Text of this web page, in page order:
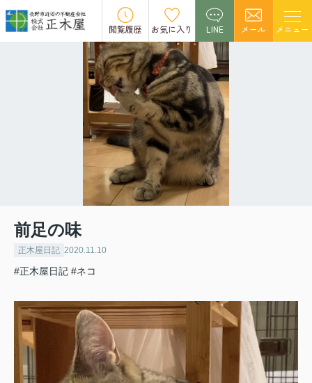
閲覧履歴 お気に入り LINE メール メニュー
前足の味
正木屋日記 2020.11.10
#正木屋日記 #ネコ